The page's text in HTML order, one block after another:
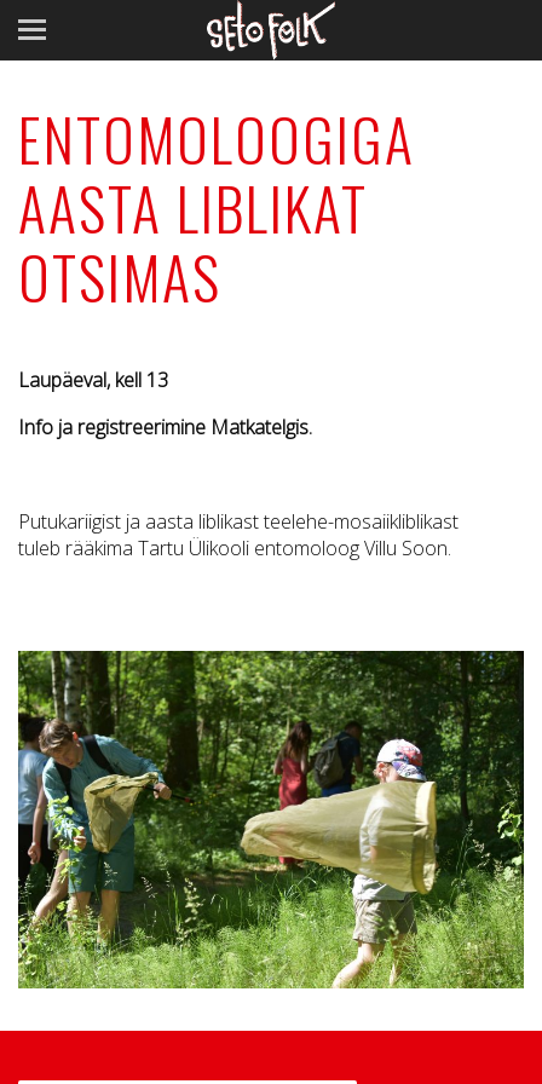
ENTOMOLOOGIGA
AASTA LIBLIKAT
OTSIMAS
Laupäeval, kell 13
Info ja registreerimine Matkatelgis.
Putukariigist ja aasta liblikast teelehe-mosaiikliblikast
tuleb rääkima Tartu Ülikooli entomoloog Villu Soon.